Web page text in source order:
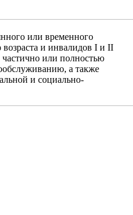
или временного
и инвалидов I и II
частично или полностью
а также
и социально-